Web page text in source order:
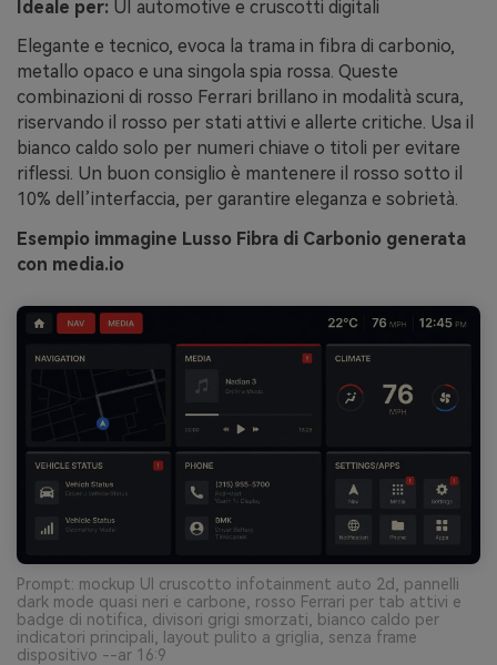
Ideale per: UI automotive e cruscotti digitali
Elegante e tecnico, evoca la trama in fibra di carbonio,
metallo opaco e una singola spia rossa. Queste
combinazioni di rosso Ferrari brillano in modalità scura,
riservando il rosso per stati attivi e allerte critiche. Usa il
bianco caldo solo per numeri chiave o titoli per evitare
riflessi. Un buon consiglio è mantenere il rosso sotto il
10% dell’interfaccia, per garantire eleganza e sobrietà.
Esempio immagine Lusso Fibra di Carbonio generata
con media.io
Prompt: mockup UI cruscotto infotainment auto 2d, pannelli
dark mode quasi neri e carbone, rosso Ferrari per tab attivi e
badge di notifica, divisori grigi smorzati, bianco caldo per
indicatori principali, layout pulito a griglia, senza frame
dispositivo --ar 16:9